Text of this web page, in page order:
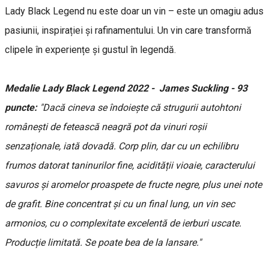
Lady Black Legend nu este doar un vin – este un omagiu adus
pasiunii, inspirației și rafinamentului. Un vin care transformă
clipele în experiențe și gustul în legendă.
Medalie Lady Black Legend 2022 - James Suckling - 93
puncte: "Dacă cineva se îndoiește că strugurii autohtoni
românești de fetească neagră pot da vinuri roșii
senzaționale, iată dovadă. Corp plin, dar cu un echilibru
frumos datorat taninurilor fine, acidității vioaie, caracterului
savuros și aromelor proaspete de fructe negre, plus unei note
de grafit. Bine concentrat și cu un final lung, un vin sec
armonios, cu o complexitate excelentă de ierburi uscate.
Producție limitată. Se poate bea de la lansare."